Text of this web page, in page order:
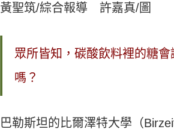
黃聖筑/綜合報導 許嘉真/圖
眾所皆知，碳酸飲料裡的糖
嗎？
巴勒斯坦的比爾澤特大學（